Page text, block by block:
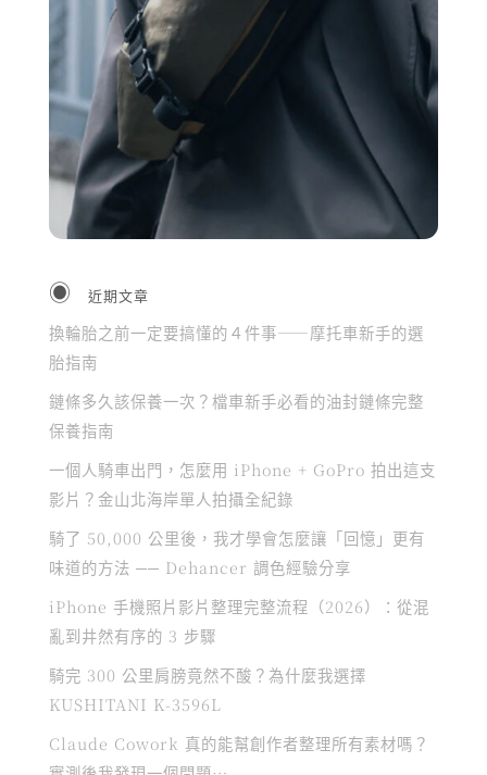
近期文章
換輪胎之前一定要搞懂的４件事——摩托車新手的選
胎指南
鏈條多久該保養一次？檔車新手必看的油封鏈條完整
保養指南
一個人騎車出門，怎麼用 iPhone + GoPro 拍出這支
影片？金山北海岸單人拍攝全紀錄
騎了 50,000 公里後，我才學會怎麼讓「回憶」更有
味道的方法 ── Dehancer 調色經驗分享
iPhone 手機照片影片整理完整流程（2026）：從混
亂到井然有序的 3 步驟
騎完 300 公里肩膀竟然不酸？為什麼我選擇
KUSHITANI K-3596L
Claude Cowork 真的能幫創作者整理所有素材嗎？